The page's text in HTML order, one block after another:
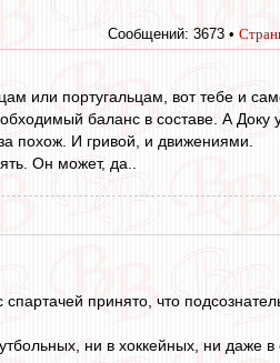
Сообщений: 3673 •
или португальцам, вот тебе и
баланс в составе. А Доку
похож. И гривой, и движениями.
Он может, да..
принято, что
ни в хоккейных, ни даже в